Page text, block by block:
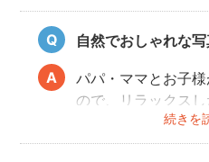
また、撮影中はご
ら、周囲や足元に
呼び掛けながら進
い。
自然でおしゃれな
続きを
パパ・ママとお子
ので、リラックス
を撮影できます。
こども・家族撮影